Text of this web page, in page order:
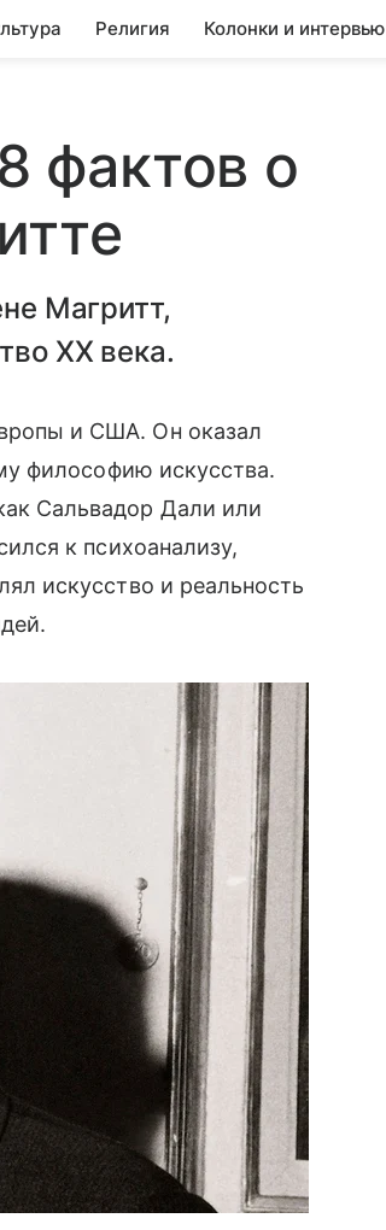
Религия Колонки и интервью
фактов о
Магритт,
XX века.
и США. Он оказал
философию искусства.
Сальвадор Дали или
к психоанализу,
искусство и реальность